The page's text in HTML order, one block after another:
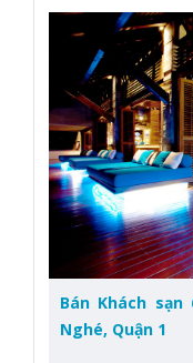
Bán Khách
Nghé, Quận 1